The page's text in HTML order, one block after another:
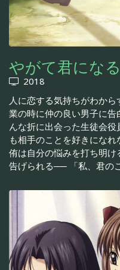
やがて君になる
2018
人に恋する気持ちがわか
業の時に仲の良い男子に
んな折に出会った生徒会
も相手のことを好きにな
侑は自分の悩みを打ち明
告げられる── 「私、君の